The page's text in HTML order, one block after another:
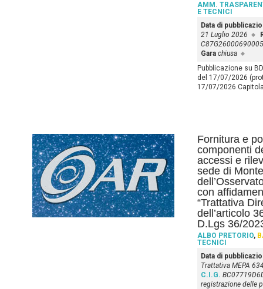
AMM.
E TECNICI
Data di
21 Luglio 2026
C87G26000690005
Gara chiusa
Pubblicazione su
del 17/07/2026
17/07/2026
Fornitura e
componenti
accessi e
sede di
con
“Trattativa
dell’articolo
D.Lgs 36/
ALBO PRETORIO,
TECNICI
Data di
Trattativa MEPA
C.I.G.
registrazione delle